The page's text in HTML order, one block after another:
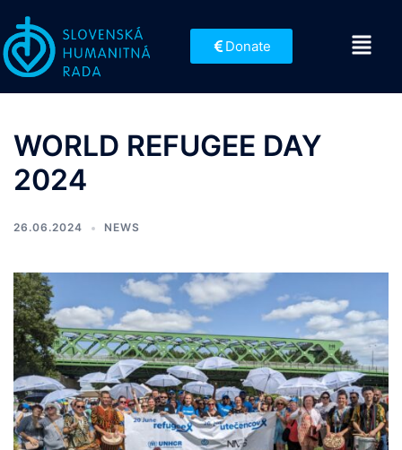
Donate
WORLD REFUGEE DAY
2024
26.06.2024 NEWS